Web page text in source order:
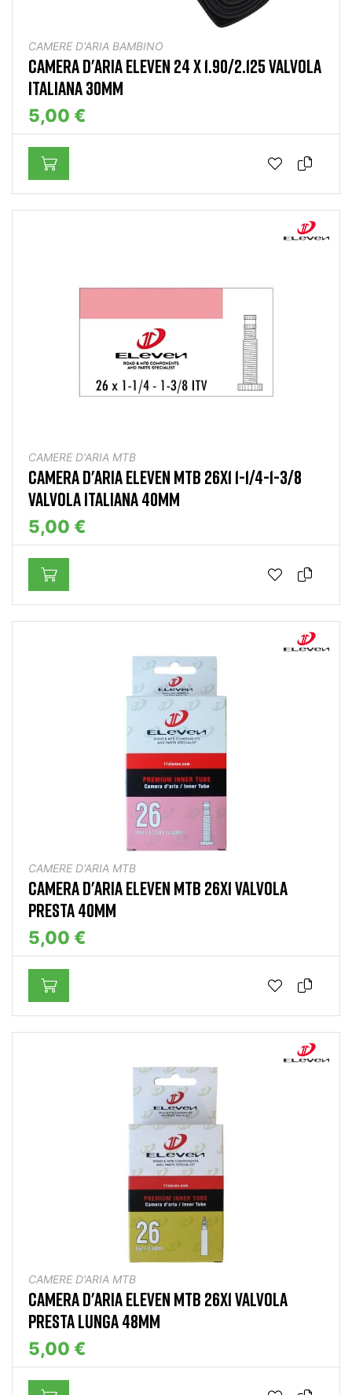
CAMERE D'ARIA BAMBINO
CAMERA D'ARIA ELEVEN 24 X 1.90/2.125 VALVOLA
ITALIANA 30MM
5,00 €
CAMERE D'ARIA MTB
CAMERA D'ARIA ELEVEN MTB 26X1 1-1/4-1-3/8
VALVOLA ITALIANA 40MM
5,00 €
CAMERE D'ARIA MTB
CAMERA D'ARIA ELEVEN MTB 26X1 VALVOLA
PRESTA 40MM
5,00 €
CAMERE D'ARIA MTB
CAMERA D'ARIA ELEVEN MTB 26X1 VALVOLA
PRESTA LUNGA 48MM
5,00 €